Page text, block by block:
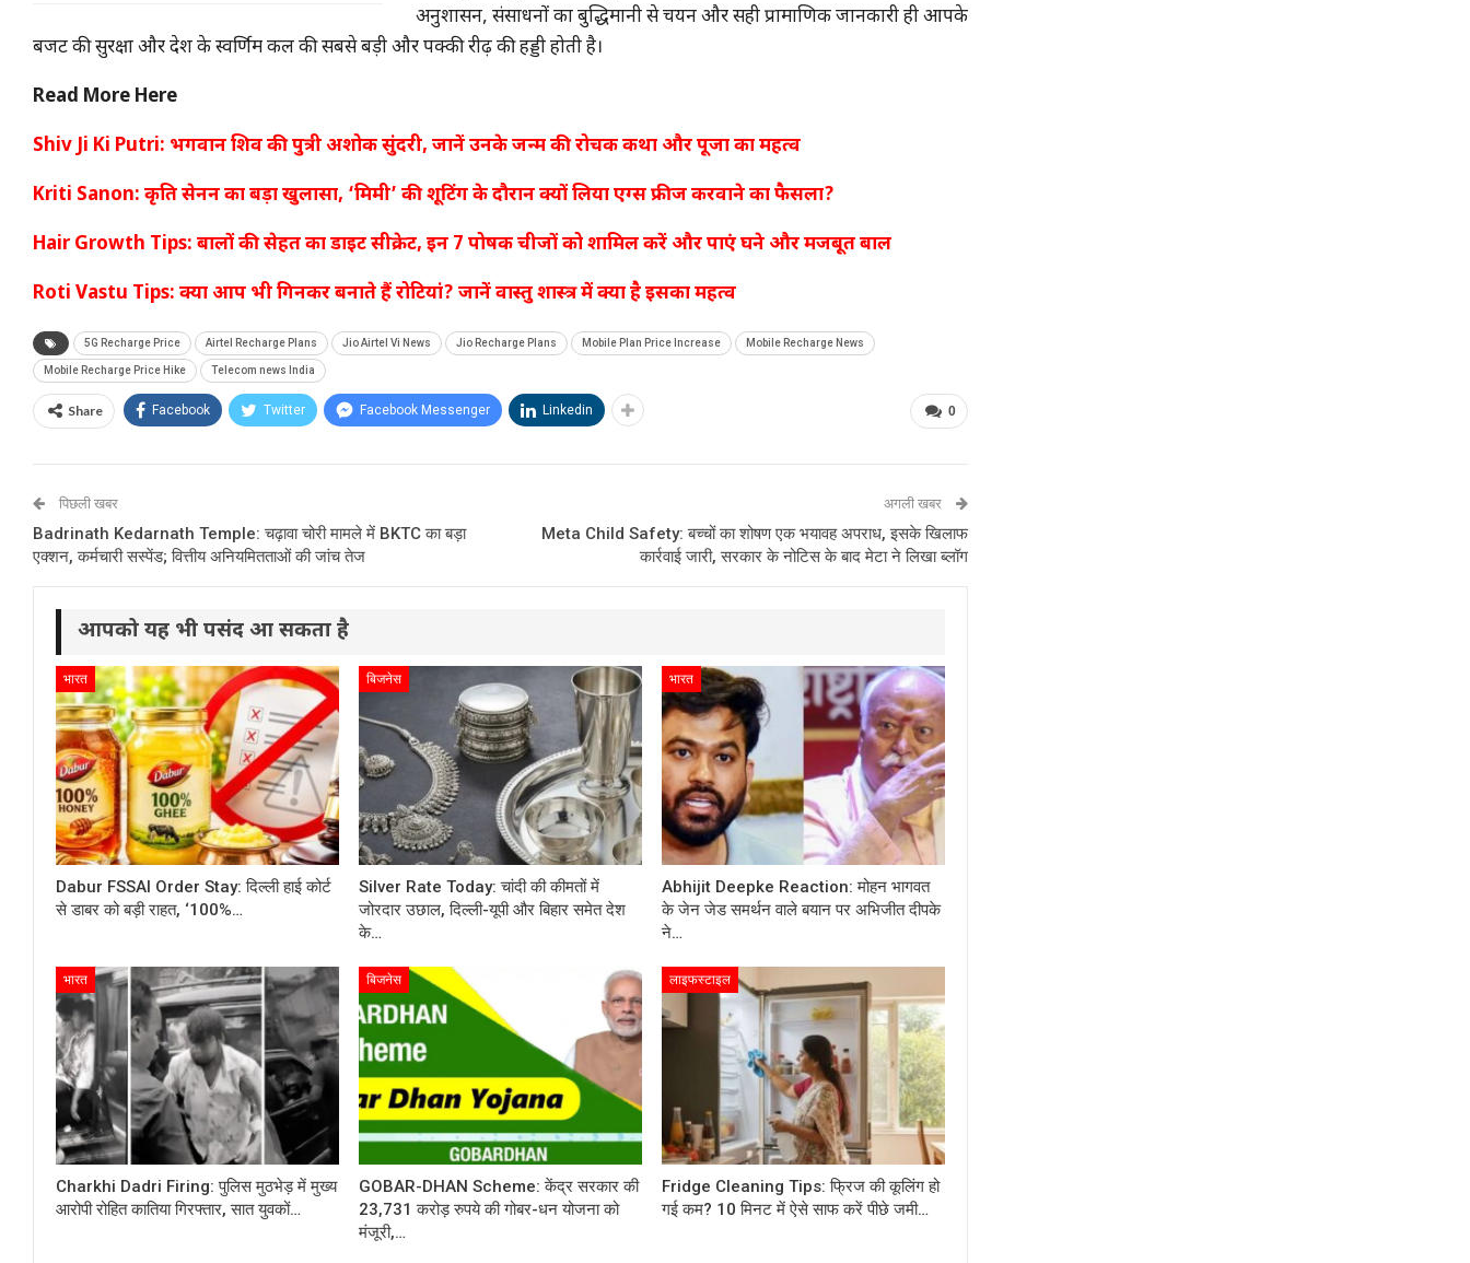
अनुशासन, संसाधनों का बुद्धिमानी से चयन और सही प्रामाणिक जानकारी ही आपके
बजट की सुरक्षा और देश के स्वर्णिम कल की सबसे बड़ी और पक्की रीढ़ की हड्डी होती है।
Read More Here
Shiv Ji Ki Putri: भगवान शिव की पुत्री अशोक सुंदरी, जानें उनके जन्म की रोचक कथा और पूजा का महत्व
Kriti Sanon: कृति सेनन का बड़ा खुलासा, ‘मिमी’ की शूटिंग के दौरान क्यों लिया एग्स फ्रीज करवाने का फैसला?
Hair Growth Tips: बालों की सेहत का डाइट सीक्रेट, इन 7 पोषक चीजों को शामिल करें और पाएं घने और मजबूत बाल
Roti Vastu Tips: क्या आप भी गिनकर बनाते हैं रोटियां? जानें वास्तु शास्त्र में क्या है इसका महत्व
5G Recharge Price Airtel Recharge Plans Jio Airtel Vi News Jio Recharge Plans Mobile Plan Price Increase Mobile Recharge News
Mobile Recharge Price Hike Telecom news India
0
Share Facebook Twitter Facebook Messenger Linkedin
पिछली खबर
Badrinath Kedarnath Temple: चढ़ावा चोरी मामले में BKTC का बड़ा
एक्शन, कर्मचारी सस्पेंड; वित्तीय अनियमितताओं की जांच तेज
अगली खबर
Meta Child Safety: बच्चों का शोषण एक भयावह अपराध, इसके खिलाफ
कार्रवाई जारी, सरकार के नोटिस के बाद मेटा ने लिखा ब्लॉग
आपको यह भी पसंद आ सकता है
भारत
Dabur FSSAI Order Stay: दिल्ली हाई कोर्ट
से डाबर को बड़ी राहत, ‘100%…
बिजनेस
Silver Rate Today: चांदी की कीमतों में
जोरदार उछाल, दिल्ली-यूपी और बिहार समेत देश
के…
भारत
Abhijit Deepke Reaction: मोहन भागवत
के जेन जेड समर्थन वाले बयान पर अभिजीत दीपके
ने…
भारत
Charkhi Dadri Firing: पुलिस मुठभेड़ में मुख्य
आरोपी रोहित कातिया गिरफ्तार, सात युवकों…
बिजनेस
GOBAR-DHAN Scheme: केंद्र सरकार की
23,731 करोड़ रुपये की गोबर-धन योजना को
मंजूरी,…
लाइफस्टाइल
Fridge Cleaning Tips: फ्रिज की कूलिंग हो
गई कम? 10 मिनट में ऐसे साफ करें पीछे जमी…